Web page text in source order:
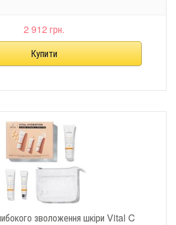
2 912 грн.
зволоження шкіри Vital C